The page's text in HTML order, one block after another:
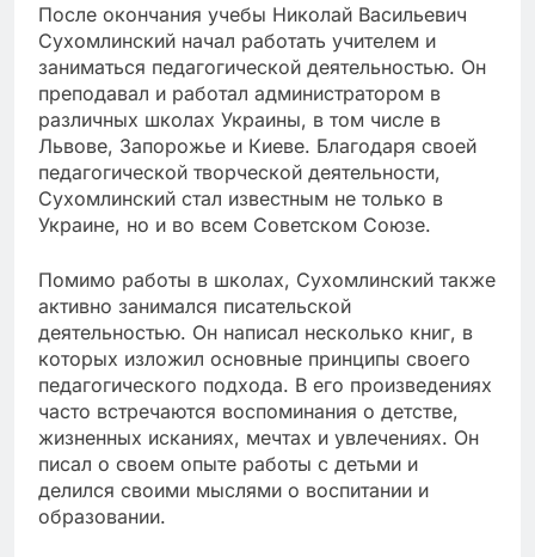
После окончания учебы Николай Васильевич
Сухомлинский начал работать учителем и
заниматься педагогической деятельностью. Он
преподавал и работал администратором в
различных школах Украины, в том числе в
Львове, Запорожье и Киеве. Благодаря своей
педагогической творческой деятельности,
Сухомлинский стал известным не только в
Украине, но и во всем Советском Союзе.
Помимо работы в школах, Сухомлинский также
активно занимался писательской
деятельностью. Он написал несколько книг, в
которых изложил основные принципы своего
педагогического подхода. В его произведениях
часто встречаются воспоминания о детстве,
жизненных исканиях, мечтах и увлечениях. Он
писал о своем опыте работы с детьми и
делился своими мыслями о воспитании и
образовании.